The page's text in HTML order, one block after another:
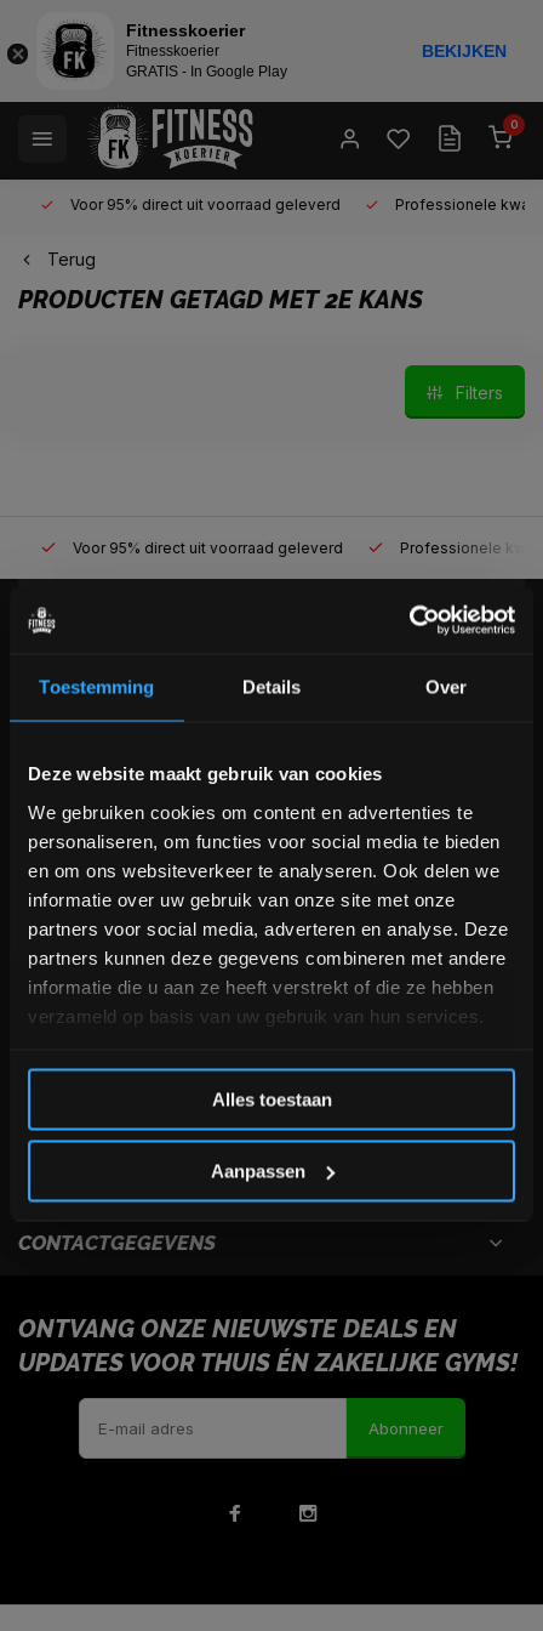
Toestemming Details Over
Deze website maakt gebruik van cookies
We gebruiken cookies om content en advertenties te
personaliseren, om functies voor social media te bieden
en om ons websiteverkeer te analyseren. Ook delen we
informatie over uw gebruik van onze site met onze
partners voor social media, adverteren en analyse. Deze
partners kunnen deze gegevens combineren met andere
informatie die u aan ze heeft verstrekt of die ze hebben
verzameld op basis van uw gebruik van hun services.
Alles toestaan
Aanpassen
0
Voor 95% direct uit voorraad geleverd Professionele kwaliteit
Terug
PRODUCTEN GETAGD MET 2E KANS
Filters
Voor 95% direct uit voorraad geleverd Professionele
KLANTENSERVICE
+31 (0)24 645 1309
CONTACTGEGEVENS
ONTVANG ONZE NIEUWSTE DEALS EN
UPDATES VOOR THUIS ÉN ZAKELIJKE GYMS!
Abonneer
Bam! 5% korting op je volgende
Schrijf je in voor onze nieuwsbrief om op de hoogte te
blijven over onze nieuwe producten, deals en meer
interessante info. Ontvang 5% korting op je eerstvolgende
aankoop! 😀
Inschrijven
*Verzendkosten vallen buiten de korting
Fitnesskoerier
Fitnesskoerier
GRATIS - In Google Play
BEKIJKEN